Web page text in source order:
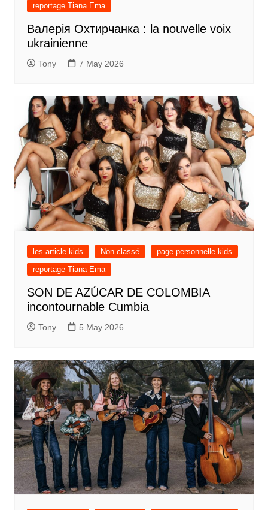
reportage Tiana Ema
Валерія Охтирчанка : la nouvelle voix
ukrainienne
Tony 7 May 2026
les article kids Non classé
page personnelle kids
reportage Tiana Ema
SON DE AZÚCAR DE COLOMBIA
incontournable Cumbia
Tony 5 May 2026